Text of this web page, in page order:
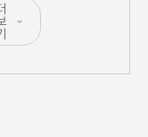
4 - 양질의 포괄적인 교육